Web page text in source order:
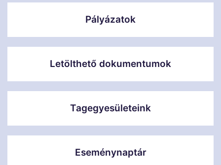
Pályázatok
Letölthető dokumentumok
Tagegyesületeink
Eseménynaptár